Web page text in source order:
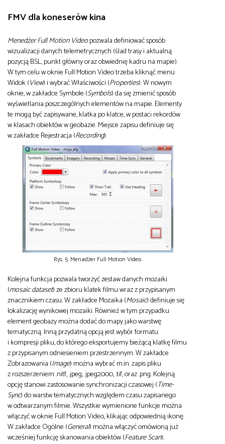
FMV dla koneserów kina
Menedżer Full Motion Videopozwala definiować sposób
wizualizacji danych telemetrycznych (ślad trasy i aktualną
pozycją BSL, punkt główny oraz obwiednię kadru na mapie).
W tym celu w oknie Full Motion Video trzeba kliknąć menu
Widok (View) i wybrać Właściwości (Properties). W nowym
oknie, w zakładce Symbole (Symbols) da się zmienić sposób
wyświetlania poszczególnych elementów na mapie. Elementy
te mogą być zapisywane, klatka po klatce, w postaci rekordów
w klasach obiektów w geobazie. Miejsce zapisu definiuje się
w zakładce Rejestracja (Recording).
Rys. 5. Menadżer Full Motion Video.
Kolejna funkcja pozwala tworzyć zestaw danych mozaiki
(mosaic dataset) ze zbioru klatek filmu wraz z przypisanym
znacznikiem czasu. W zakładce Mozaika (Mosaic) definiuje się
lokalizację wynikowej mozaiki. Również w tym przypadku
element geobazy można dodać do mapy jako warstwę
tematyczną. Inną przydatną opcją jest wybór formatu
i kompresji pliku, do którego eksportujemy bieżącą klatkę filmu
z przypisanym odniesieniem przestrzennym. W zakładce
Zobrazowania (Image) można wybrać m.in. zapis pliku
z rozszerzeniem .nitf, .jpeg, .jpeg2000, .tif, oraz .png. Kolejną
opcję stanowi zastosowanie synchronizacji czasowej (Time-
Sync) do warstw tematycznych względem czasu zapisanego
w odtwarzanym filmie. Wszystkie wymienione funkcje można
włączyć w oknie Full Motion Video, klikając odpowiednią ikonę.
W zakładce Ogólne (General) można włączyć omówioną już
wcześniej funkcję skanowania obiektów (Feature Scan).